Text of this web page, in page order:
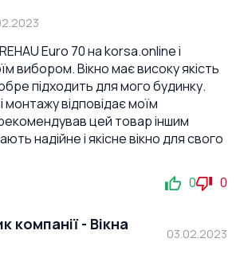
Euro 70 на korsa.online і
вибором. Вікно має високу якість
підходить для мого будинку.
монтажу відповідає моїм
цей товар іншим
надійне і якісне вікно для свого
0 0
компанії - Вікна
03.02.2023